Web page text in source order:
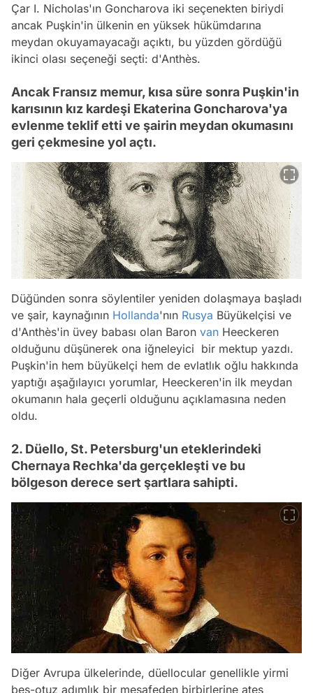
Çar I. Nicholas'ın Goncharova iki seçenekten biriydi
ancak Puşkin'in ülkenin en yüksek hükümdarına
meydan okuyamayacağı açıktı, bu yüzden gördüğü
ikinci olası seçeneği seçti: d'Anthès.
Ancak Fransız memur, kısa süre sonra Puşkin'in
karısının kız kardeşi Ekaterina Goncharova'ya
evlenme teklif etti ve şairin meydan okumasını
geri çekmesine yol açtı.
Düğünden sonra söylentiler yeniden dolaşmaya başladı
ve şair, kaynağının Hollanda'nın Rusya Büyükelçisi ve
d'Anthès'in üvey babası olan Baron van Heeckeren
olduğunu düşünerek ona iğneleyici bir mektup yazdı.
Puşkin'in hem büyükelçi hem de evlatlık oğlu hakkında
yaptığı aşağılayıcı yorumlar, Heeckeren'in ilk meydan
okumanın hala geçerli olduğunu açıklamasına neden
oldu.
2. Düello, St. Petersburg'un eteklerindeki
Chernaya Rechka'da gerçekleşti ve bu
bölgeson derece sert şartlara sahipti.
Diğer Avrupa ülkelerinde, düellocular genellikle yirmi
beş-otuz adımlık bir mesafeden birbirlerine ateş